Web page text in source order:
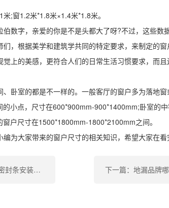
;窗1.2米*1.8米×1.4米*1.8米。
数字，亲爱的你是不是头都大了呀?不过，这些数
，根据美学和建筑学共同的特定要求，来制定的
上的美感，更符合人们的日常生活习惯要求，而
、卧室的都是不一样的。一般客厅的窗户多为落地
小点，尺寸在600*900mm-900*1400mm;卧室的
户尺寸在1500*1800mm-1800*2100mm之间。
为大家带来的窗户尺寸的相关知识，希望大家在看
上一篇：窗户密封条怎么用?窗户密封条安装步骤 下一篇：地漏品牌